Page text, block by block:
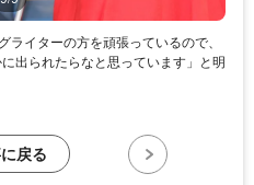
イターの方を頑張っているので、
出られたらなと思っています」と明
戻る